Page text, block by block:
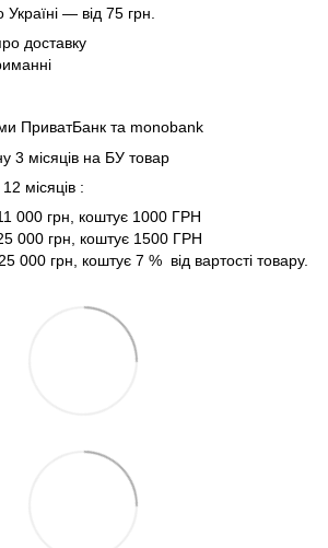
— від 75 грн.
доставку
ПриватБанк та monobank
3 місяців на БУ товар
місяців :
000 грн, коштує 1000 ГРН
000 грн, коштує 1500 ГРН
000 грн, коштує 7 % від вартості товару.